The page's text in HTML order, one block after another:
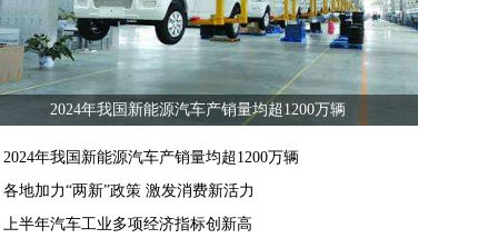
2024年我国新能源汽车产销量均超1200万辆
2024年我国新能源汽车产销量均超1200万辆
各地加力“两新”政策 激发消费新活力
上半年汽车工业多项经济指标创新高